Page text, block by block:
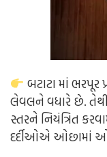
બટાટા માં ભરપૂર
લેવલને વધારે છે.
સ્તરને નિયંત્રિત
દર્દીઓએ ઓછામાં